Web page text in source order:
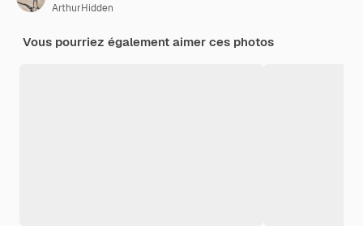
ArthurHidden
Vous pourriez également aimer ces photos